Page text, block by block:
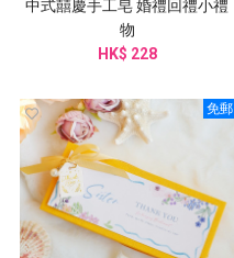
中式囍慶手工皂 婚禮回禮小禮
物
HK$ 228
免郵